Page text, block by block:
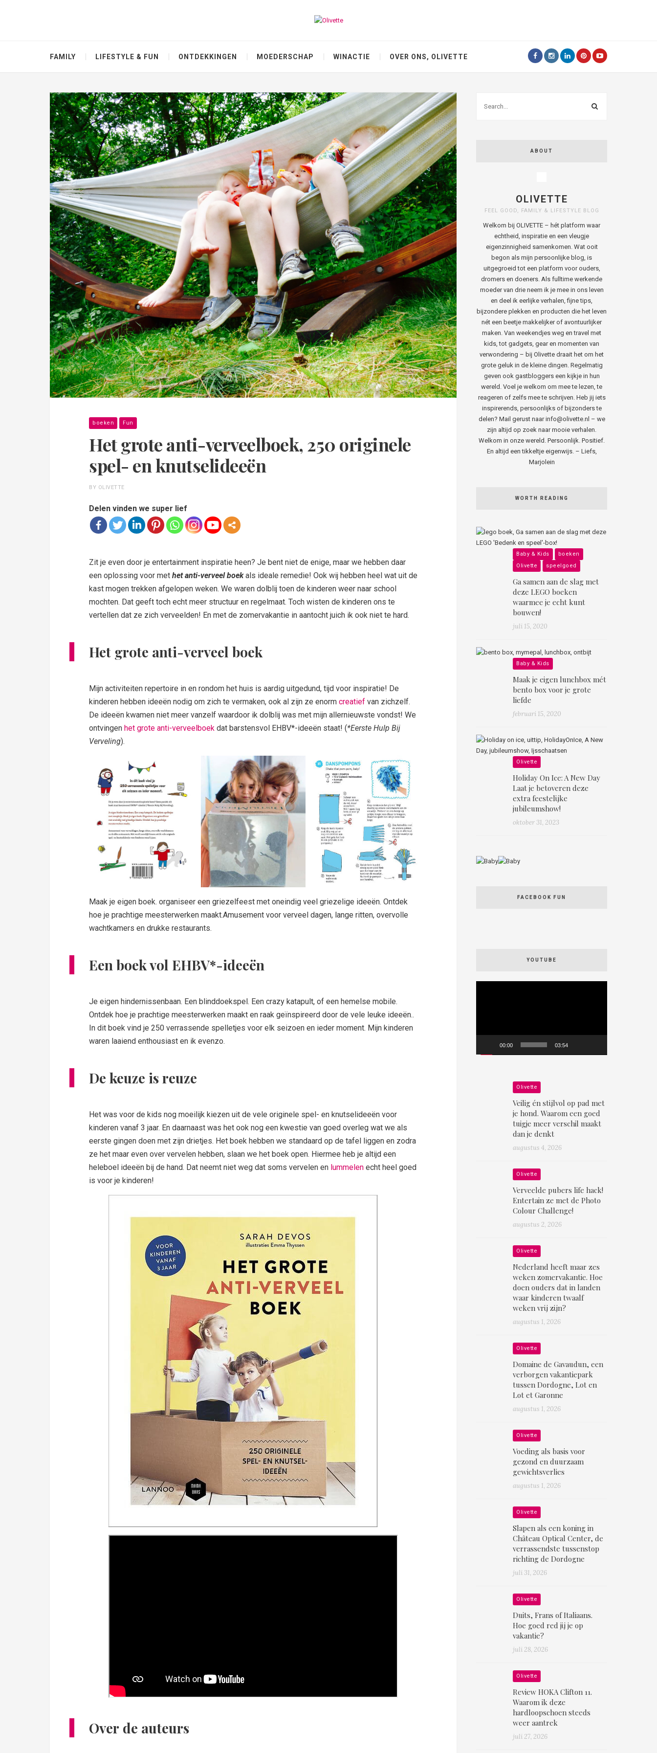
FAMILY LIFESTYLE & FUN ONTDEKKINGEN MOEDERSCHAP WINACTIE OVER ONS, OLIVETTE
boeken Fun
Het grote anti-verveelboek, 250 originele
spel- en knutselideeën
BY OLIVETTE
Delen vinden we super lief
Zit je even door je entertainment inspiratie heen? Je bent niet de enige, maar we hebben daar
een oplossing voor met het anti-verveel boekals ideale remedie! Ook wij hebben heel wat uit de
kast mogen trekken afgelopen weken. We waren dolblij toen de kinderen weer naar school
mochten. Dat geeft toch echt meer structuur en regelmaat. Toch wisten de kinderen ons te
vertellen dat ze zich verveelden! En met de zomervakantie in aantocht juich ik ook niet te hard.
Het grote anti-verveel boek
Mijn activiteiten repertoire in en rondom het huis is aardig uitgedund, tijd voor inspiratie! De
kinderen hebben ideeën nodig om zich te vermaken, ook al zijn ze enorm creatief van zichzelf.
De ideeën kwamen niet meer vanzelf waardoor ik dolblij was met mijn allernieuwste vondst! We
ontvingen het grote anti-verveelboek dat barstensvol EHBV*-ideeën staat! (*Eerste Hulp Bij
Verveling).
Maak je eigen boek. organiseer een griezelfeest met oneindig veel griezelige ideeën. Ontdek
hoe je prachtige meesterwerken maakt.Amusement voor verveel dagen, lange ritten, overvolle
wachtkamers en drukke restaurants.
Een boek vol EHBV*-ideeën
Je eigen hindernissenbaan. Een blinddoekspel. Een crazy katapult, of een hemelse mobile.
Ontdek hoe je prachtige meesterwerken maakt en raak geïnspireerd door de vele leuke ideeën..
In dit boek vind je 250 verrassende spelletjes voor elk seizoen en ieder moment. Mijn kinderen
waren laaiend enthousiast en ik evenzo.
De keuze is reuze
Het was voor de kids nog moeilijk kiezen uit de vele originele spel- en knutselideeën voor
kinderen vanaf 3 jaar. En daarnaast was het ook nog een kwestie van goed overleg wat we als
eerste gingen doen met zijn drietjes. Het boek hebben we standaard op de tafel liggen en zodra
ze het maar even over vervelen hebben, slaan we het boek open. Hiermee heb je altijd een
heleboel ideeën bij de hand. Dat neemt niet weg dat soms vervelen en lummelen echt heel goed
is voor je kinderen!
Over de auteurs
ABOUT
OLIVETTE
FEEL GOOD, FAMILY & LIFESTYLE BLOG
Welkom bij OLIVETTE – hét platform waar
echtheid, inspiratie en een vleugje
eigenzinnigheid samenkomen. Wat ooit
begon als mijn persoonlijke blog, is
uitgegroeid tot een platform voor ouders,
dromers en doeners. Als fulltime werkende
moeder van drie neem ik je mee in ons leven
en deel ik eerlijke verhalen, fijne tips,
bijzondere plekken en producten die het leven
nét een beetje makkelijker of avontuurlijker
maken. Van weekendjes weg en travel met
kids, tot gadgets, gear en momenten van
verwondering – bij Olivette draait het om het
grote geluk in de kleine dingen. Regelmatig
geven ook gastbloggers een kijkje in hun
wereld. Voel je welkom om mee te lezen, te
reageren of zelfs mee te schrijven. Heb jij iets
inspirerends, persoonlijks of bijzonders te
delen? Mail gerust naar info@olivette.nl – we
zijn altijd op zoek naar mooie verhalen.
Welkom in onze wereld. Persoonlijk. Positief.
En altijd een tikkeltje eigenwijs. – Liefs,
Marjolein
WORTH READING
Baby & Kids
boeken
Olivette
speelgoed
Ga samen aan de slag met
deze LEGO boeken
waarmee je echt kunt
bouwen!
juli 15, 2020
Baby & Kids
Maak je eigen lunchbox mét
bento box voor je grote
liefde
februari 15, 2020
Olivette
Holiday On Ice: A New Day
Laat je betoveren deze
extra feestelijke
jubileumshow!
oktober 31, 2023
FACEBOOK FUN
YOUTUBE
00:00 03:54
Olivette
Veilig én stijlvol op pad met
je hond. Waarom een goed
tuigje meer verschil maakt
dan je denkt
augustus 4, 2026
Olivette
Verveelde pubers life hack!
Entertain ze met de Photo
Colour Challenge!
augustus 2, 2026
Olivette
Nederland heeft maar zes
weken zomervakantie. Hoe
doen ouders dat in landen
waar kinderen twaalf
weken vrij zijn?
augustus 1, 2026
Olivette
Domaine de Gavaudun, een
verborgen vakantiepark
tussen Dordogne, Lot en
Lot et Garonne
augustus 1, 2026
Olivette
Voeding als basis voor
gezond en duurzaam
gewichtsverlies
augustus 1, 2026
Olivette
Slapen als een koning in
Château Optical Center, de
verrassendste tussenstop
richting de Dordogne
juli 31, 2026
Olivette
Duits, Frans of Italiaans.
Hoe goed red jij je op
vakantie?
juli 28, 2026
Olivette
Review HOKA Clifton 11.
Waarom ik deze
hardloopschoen steeds
weer aantrek
juli 27, 2026